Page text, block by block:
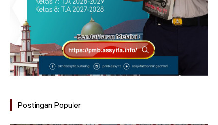
Postingan Populer